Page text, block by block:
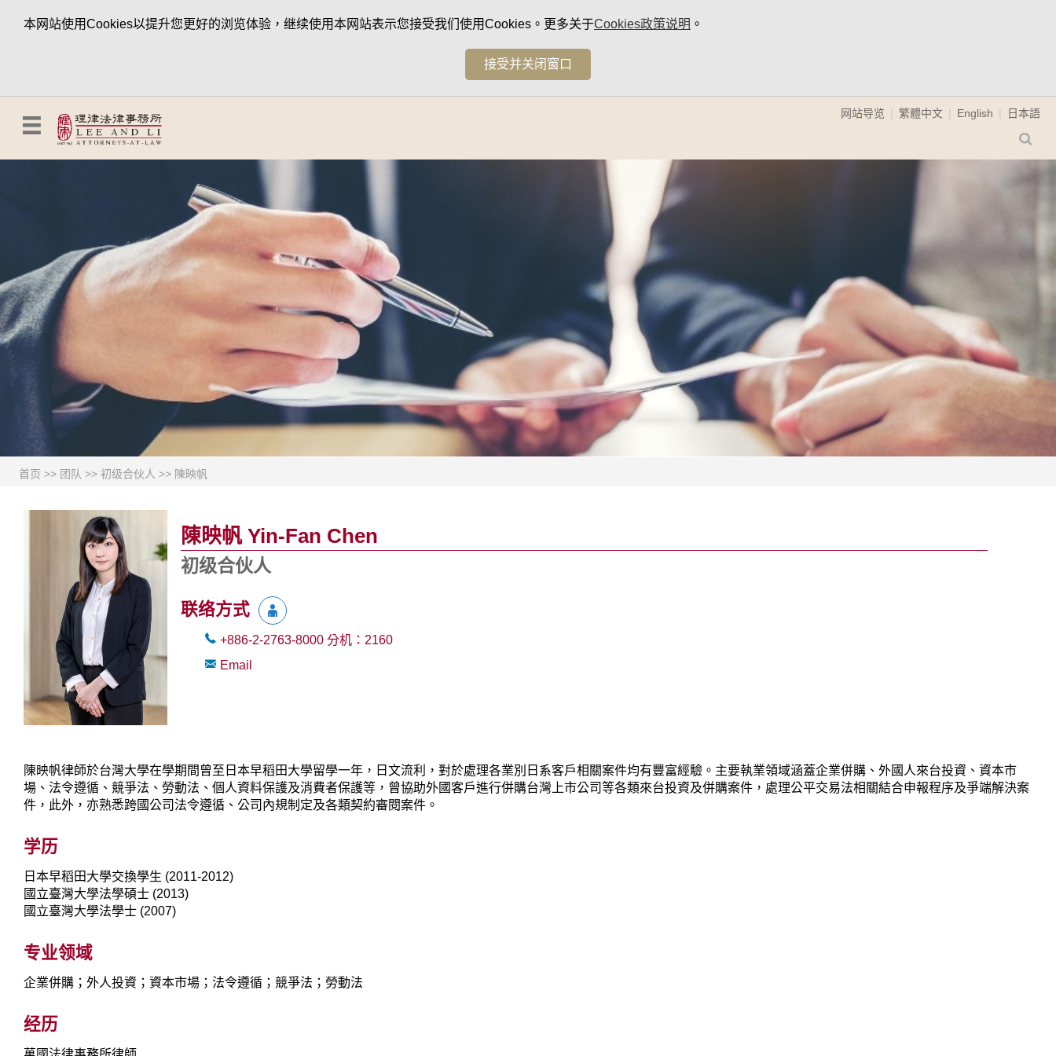
本网站使用Cookies以提升您更好的浏览体验，继续使用本网站表示您接受我们使用Cookies。更多关于Cookies政策说明 。
接受并关闭窗口
网站导览 繁體中文 English 日本語
首页 >> 团队 >> 初级合伙人 >> 陳映帆
陳映帆 Yin-Fan Chen
初级合伙人
联络方式
+886-2-2763-8000 分机： 2160
Email
陳映帆律師於台灣大學在學期間曾至日本早稻田大學留學一年，日文流利，對於處理各業別日系客戶相關案件均有豐富經驗。主要執業領域涵蓋企業併購、外國人來台投資、資本市
場、法令遵循、競爭法、勞動法、個人資料保護及消費者保護等，曾協助外國客戶進行併購台灣上市公司等各類來台投資及併購案件，處理公平交易法相關結合申報程序及爭端解決案
件，此外，亦熟悉跨國公司法令遵循、公司內規制定及各類契約審閱案件。
学历
日本早稻田大學交換學生 (2011-2012)
國立臺灣大學法學碩士 (2013)
國立臺灣大學法學士 (2007)
专业领域
企業併購；外人投資；資本市場；法令遵循；競爭法；勞動法
经历